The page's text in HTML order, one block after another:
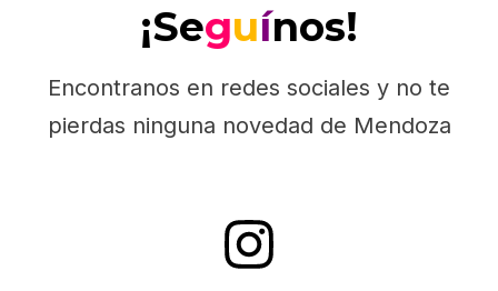
¡Seguínos!
Encontranos en redes sociales y no te
pierdas ninguna novedad de Mendoza